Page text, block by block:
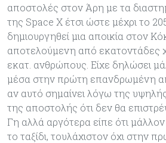
αποστολές στον Άρη με τα
της Space X έτσι ώστε μέχρι το
δημιουργηθεί μια αποικία στον
αποτελούμενη από εκατοντάδες
εκατ. ανθρώπους. Είχε δηλώσει
μέσα στην πρώτη επανδρωμένη
αν αυτό σημαίνει λόγω της
της αποστολής ότι δεν θα
Γη αλλά αργότερα είπε ότι
το ταξίδι, τουλάχιστον όχι στην